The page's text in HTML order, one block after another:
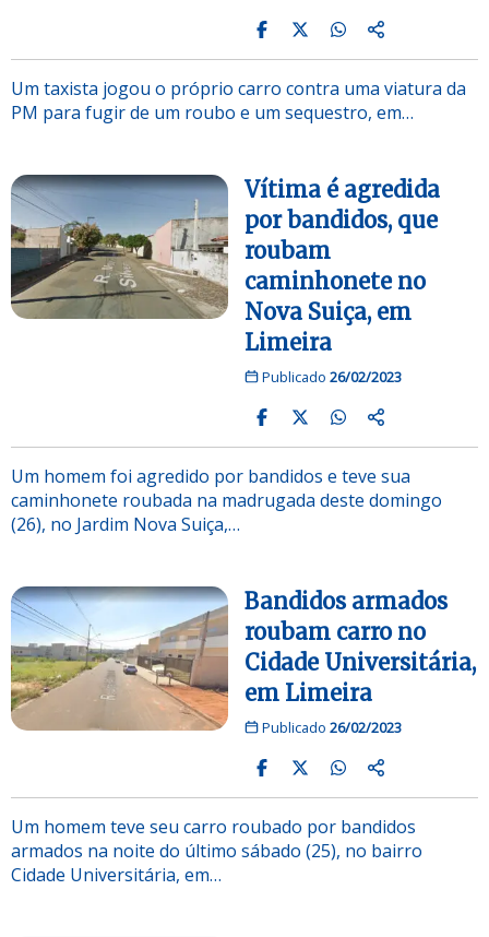
Um taxista jogou o próprio carro contra uma viatura da
PM para fugir de um roubo e um sequestro, em…
Vítima é agredida
por bandidos, que
roubam
caminhonete no
Nova Suiça, em
Limeira
Publicado 26/02/2023
Um homem foi agredido por bandidos e teve sua
caminhonete roubada na madrugada deste domingo
(26), no Jardim Nova Suiça,…
Bandidos armados
roubam carro no
Cidade Universitária,
em Limeira
Publicado 26/02/2023
Um homem teve seu carro roubado por bandidos
armados na noite do último sábado (25), no bairro
Cidade Universitária, em…